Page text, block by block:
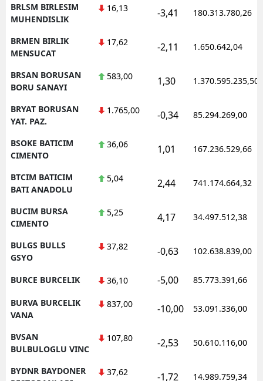
BRLSM BIRLESIM
MUHENDISLIK
16,13 -3,41 180.313.780,26
BRMEN BIRLIK
MENSUCAT
17,62 -2,11 1.650.642,04
BRSAN BORUSAN
BORU SANAYI
583,00 1,30 1.370.595.235,50
BRYAT BORUSAN
YAT. PAZ.
1.765,00 -0,34 85.294.269,00
BSOKE BATICIM
CIMENTO
36,06 1,01 167.236.529,66
BTCIM BATICIM
BATI ANADOLU
5,04 2,44 741.174.664,32
BUCIM BURSA
CIMENTO
5,25 4,17 34.497.512,38
BULGS BULLS
GSYO
37,82 -0,63 102.638.839,00
BURCE BURCELIK 36,10 -5,00 85.773.391,66
BURVA BURCELIK
VANA
837,00 -10,00 53.091.336,00
BVSAN
BULBULOGLU VINC
107,80 -2,53 50.610.116,00
BYDNR BAYDONER
37,62 -1,72 14.989.759,34